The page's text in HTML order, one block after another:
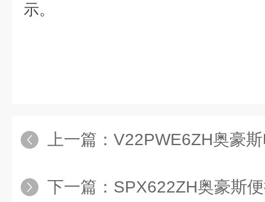
示。
上一篇： V22PWE6ZH奥豪
下一篇： SPX622ZH奥豪斯